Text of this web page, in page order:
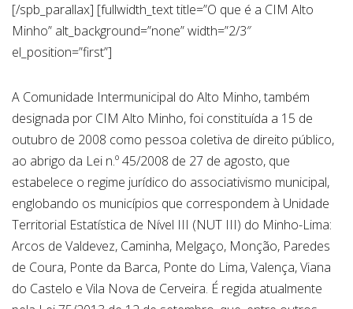
[/spb_parallax] [fullwidth_text title=”O que é a CIM Alto
Minho” alt_background=”none” width=”2/3″
el_position=”first”]
A Comunidade Intermunicipal do Alto Minho, também
designada por CIM Alto Minho, foi constituída a 15 de
outubro de 2008 como pessoa coletiva de direito público,
ao abrigo da Lei n.º 45/2008 de 27 de agosto, que
estabelece o regime jurídico do associativismo municipal,
englobando os municípios que correspondem à Unidade
Territorial Estatística de Nível III (NUT III) do Minho-Lima:
Arcos de Valdevez, Caminha, Melgaço, Monção, Paredes
de Coura, Ponte da Barca, Ponte do Lima, Valença, Viana
do Castelo e Vila Nova de Cerveira. É regida atualmente